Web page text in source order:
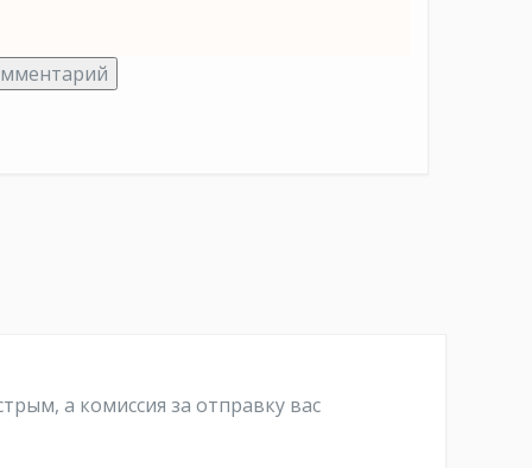
а комиссия за отправку вас